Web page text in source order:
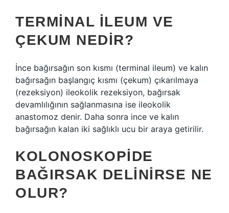
TERMINAL ILEUM VE
ÇEKUM NEDIR?
İnce bağırsağın son kısmı (terminal ileum) ve kalın
bağırsağın başlangıç ​​kısmı (çekum) çıkarılmaya
(rezeksiyon) ileokolik rezeksiyon, bağırsak
devamlılığının sağlanmasına ise ileokolik
anastomoz denir. Daha sonra ince ve kalın
bağırsağın kalan iki sağlıklı ucu bir araya getirilir.
KOLONOSKOPIDE
BAĞIRSAK DELINIRSE NE
OLUR?